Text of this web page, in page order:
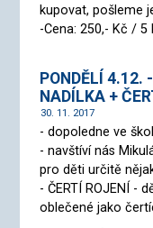
kupovat, pošleme
-Cena: 250,- Kč / 5
PONDĚLÍ 4.12.
NADÍLKA +
30. 11. 2017
- dopoledne ve
- navštíví nás
pro děti určitě
- ČERTÍ ROJENÍ -
oblečené jako